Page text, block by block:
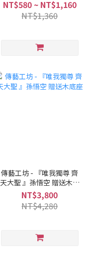
NT$580 ~ NT$1,160
NT$1,360
傳藝工坊 - 『唯我獨尊 齊
天大聖 』孫悟空 贈送木底
座
NT$3,800
NT$4,280